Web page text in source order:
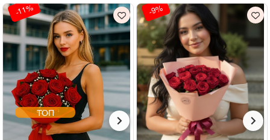
-11%
ТОП
-9%